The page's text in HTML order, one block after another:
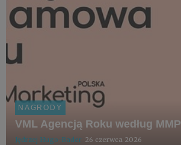
NAGRODY
VML Agencją Roku według MMP
Jędrzej Hugo-Bader 26 czerwca 2026